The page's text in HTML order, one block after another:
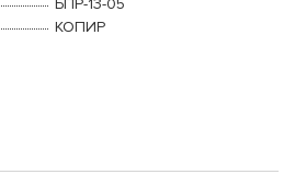
БПР-13-05
КОПИР